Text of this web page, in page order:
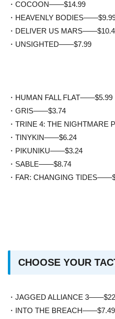
・COCOON——$14.99
・HEAVENLY
・DELIVER US
・UNSIGHTED——$7.99
・HUMAN FALL FLAT——$5.99
・GRIS——$3.74
・TRINE 4: THE
・TINYKIN——$6.24
・PIKUNIKU——$3.24
・SABLE——$8.74
・FAR: CHANGING
CHOOSE YOUR
・JAGGED ALLIANCE
・INTO THE BREACH——$7.49